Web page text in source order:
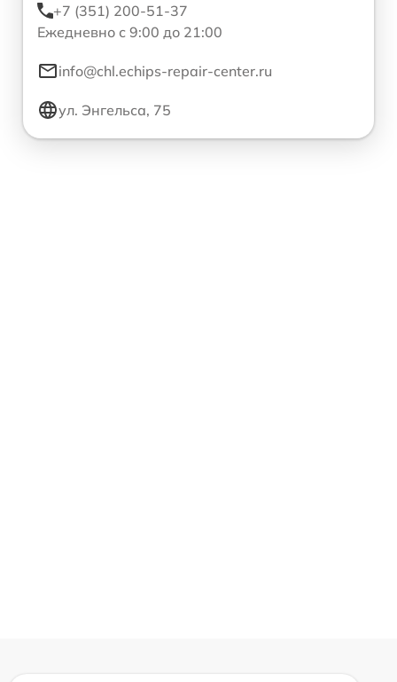
+7 (351) 200-51-37
Ежедневно с 9:00 до 21:00
info@chl.echips-repair-center.ru
ул. Энгельса, 75